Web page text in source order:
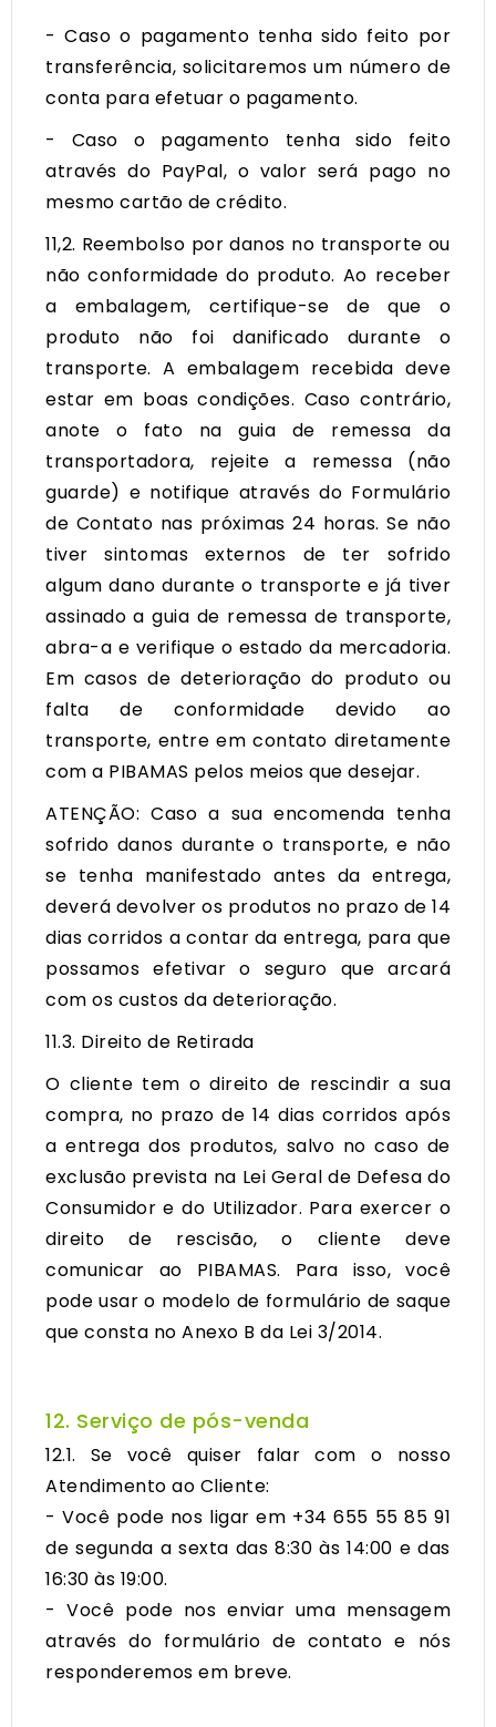
- Caso o pagamento tenha sido feito por
transferência, solicitaremos um número de
conta para efetuar o pagamento.
- Caso o pagamento tenha sido feito
através do PayPal, o valor será pago no
mesmo cartão de crédito.
11,2. Reembolso por danos no transporte ou
não conformidade do produto. Ao receber
a embalagem, certifique-se de que o
produto não foi danificado durante o
transporte. A embalagem recebida deve
estar em boas condições. Caso contrário,
anote o fato na guia de remessa da
transportadora, rejeite a remessa (não
guarde) e notifique através do Formulário
de Contato nas próximas 24 horas. Se não
tiver sintomas externos de ter sofrido
algum dano durante o transporte e já tiver
assinado a guia de remessa de transporte,
abra-a e verifique o estado da mercadoria.
Em casos de deterioração do produto ou
falta de conformidade devido ao
transporte, entre em contato diretamente
com a PIBAMAS pelos meios que desejar.
ATENÇÃO: Caso a sua encomenda tenha
sofrido danos durante o transporte, e não
se tenha manifestado antes da entrega,
deverá devolver os produtos no prazo de 14
dias corridos a contar da entrega, para que
possamos efetivar o seguro que arcará
com os custos da deterioração.
11.3. Direito de Retirada
O cliente tem o direito de rescindir a sua
compra, no prazo de 14 dias corridos após
a entrega dos produtos, salvo no caso de
exclusão prevista na Lei Geral de Defesa do
Consumidor e do Utilizador. Para exercer o
direito de rescisão, o cliente deve
comunicar ao PIBAMAS. Para isso, você
pode usar o modelo de formulário de saque
que consta no Anexo B da Lei 3/2014.
12. Serviço de pós-venda
12.1. Se você quiser falar com o nosso
Atendimento ao Cliente:
- Você pode nos ligar em +34 655 55 85 91
de segunda a sexta das 8:30 às 14:00 e das
16:30 às 19:00.
- Você pode nos enviar uma mensagem
através do formulário de contatoe nós
responderemos em breve.